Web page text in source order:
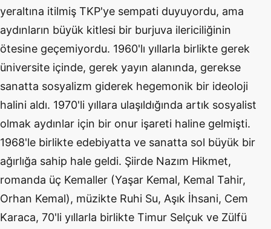
yeraltına itilmiş TKP'ye sempati duyuyordu, ama
aydınların büyük kitlesi bir burjuva ilericiliğinin
ötesine geçemiyordu. 1960'lı yıllarla birlikte gerek
üniversite içinde, gerek yayın alanında, gerekse
sanatta sosyalizm giderek hegemonik bir ideoloji
halini aldı. 1970'li yıllara ulaşıldığında artık sosyalist
olmak aydınlar için bir onur işareti haline gelmişti.
1968'le birlikte edebiyatta ve sanatta sol büyük bir
ağırlığa sahip hale geldi. Şiirde Nazım Hikmet,
romanda üç Kemaller (Yaşar Kemal, Kemal Tahir,
Orhan Kemal), müzikte Ruhi Su, Aşık İhsani, Cem
Karaca, 70'li yıllarla birlikte Timur Selçuk ve Zülfü